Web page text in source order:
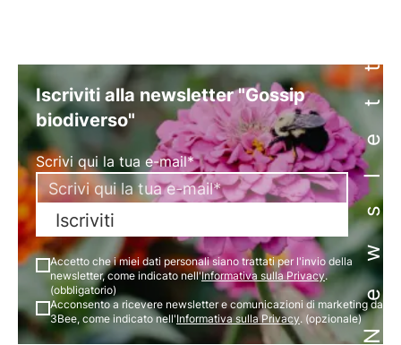
Newsletter
Iscriviti alla newsletter "Gossip
biodiverso"
Scrivi qui la tua e-mail*
Iscriviti
Accetto che i miei dati personali siano trattati per l'invio della
newsletter, come indicato nell'Informativa sulla Privacy.
(obbligatorio)
Acconsento a ricevere newsletter e comunicazioni di marketing da
3Bee, come indicato nell'Informativa sulla Privacy. (opzionale)